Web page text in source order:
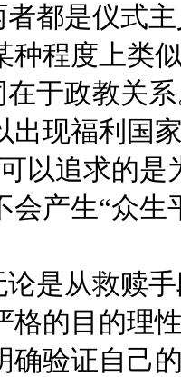
都是仪式
种程度上类
于政教关
出现福利国
以追求的
会产生“众
是从救赎
格的目的理
确验证自己